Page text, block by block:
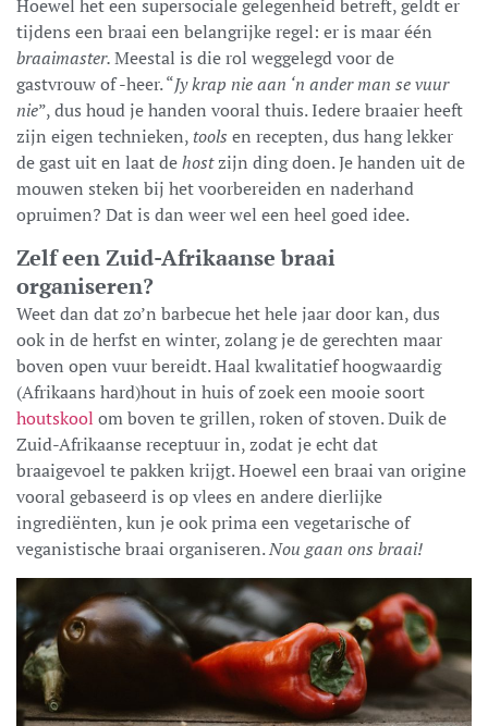
Hoewel het een supersociale gelegenheid betreft, geldt er
tijdens een braai een belangrijke regel: er is maar één
braaimaster.Meestal is die rol weggelegd voor de
gastvrouw of -heer. “Jy krap nie aan ‘n ander man se vuur
nie”, dus houd je handen vooral thuis. Iedere braaier heeft
zijn eigen technieken, tools en recepten, dus hang lekker
de gast uit en laat dehostzijn ding doen. Je handen uit de
mouwen steken bij het voorbereiden en naderhand
opruimen? Dat is dan weer wel een heel goed idee.
Zelf een Zuid-Afrikaanse braai
organiseren?
Weet dan dat zo’n barbecue het hele jaar door kan, dus
ook in de herfst en winter, zolang je de gerechten maar
boven open vuur bereidt. Haal kwalitatief hoogwaardig
(Afrikaans hard)hout in huis of zoek een mooie soort
houtskool om boven te grillen, roken of stoven. Duik de
Zuid-Afrikaanse receptuur in, zodat je echt dat
braaigevoel te pakken krijgt. Hoewel een braai van origine
vooral gebaseerd is op vlees en andere dierlijke
ingrediënten, kun je ook prima een vegetarische of
veganistische braai organiseren.Nou gaan ons braai!